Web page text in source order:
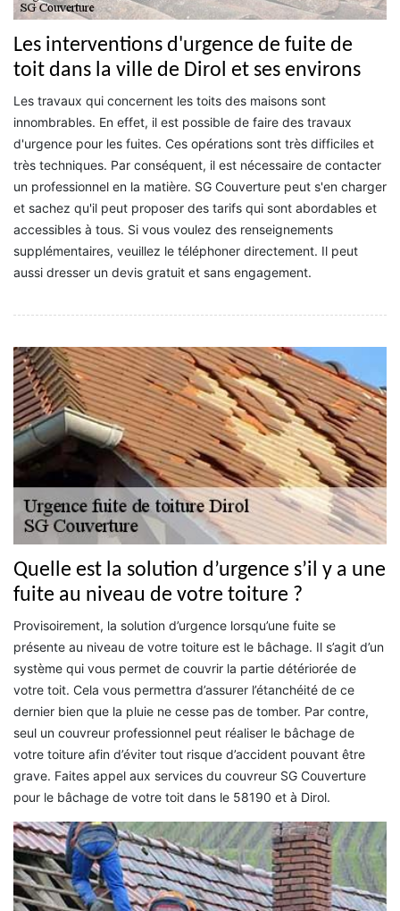
Les interventions d'urgence de fuite de
toit dans la ville de Dirol et ses environs
Les travaux qui concernent les toits des maisons sont
innombrables. En effet, il est possible de faire des travaux
d'urgence pour les fuites. Ces opérations sont très difficiles et
très techniques. Par conséquent, il est nécessaire de contacter
un professionnel en la matière. SG Couverture peut s'en charger
et sachez qu'il peut proposer des tarifs qui sont abordables et
accessibles à tous. Si vous voulez des renseignements
supplémentaires, veuillez le téléphoner directement. Il peut
aussi dresser un devis gratuit et sans engagement.
Quelle est la solution d’urgence s’il y a une
fuite au niveau de votre toiture ?
Provisoirement, la solution d’urgence lorsqu’une fuite se
présente au niveau de votre toiture est le bâchage. Il s’agit d’un
système qui vous permet de couvrir la partie détériorée de
votre toit. Cela vous permettra d’assurer l’étanchéité de ce
dernier bien que la pluie ne cesse pas de tomber. Par contre,
seul un couvreur professionnel peut réaliser le bâchage de
votre toiture afin d’éviter tout risque d’accident pouvant être
grave. Faites appel aux services du couvreur SG Couverture
pour le bâchage de votre toit dans le 58190 et à Dirol.